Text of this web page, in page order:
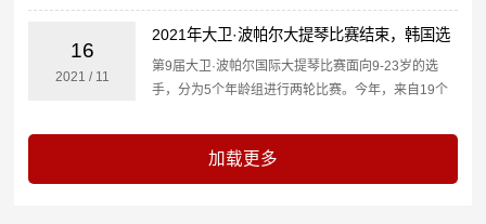
Gawon Kim（韩国）Qingzhu Weng（中国）Victoria
Wong（澳大利亚...
16
2021 / 11
2021年大卫·波帕尔大提琴比赛结束，韩国选
手整体表现出色
第9届大卫·波帕尔国际大提琴比赛面向9-23岁的选
手，分为5个年龄组进行两轮比赛。今年，来自19个
成绩。匈牙利有 19 位大提琴手参赛，韩国、美国、